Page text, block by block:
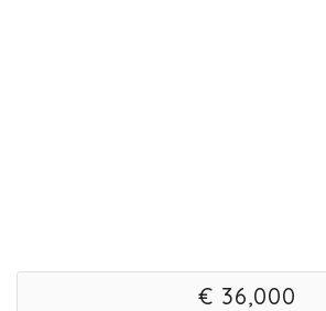
€ 36,000